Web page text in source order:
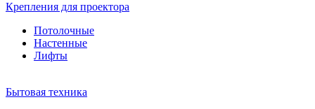
Крепления для проектора
Потолочные
Настенные
Лифты
Бытовая техника